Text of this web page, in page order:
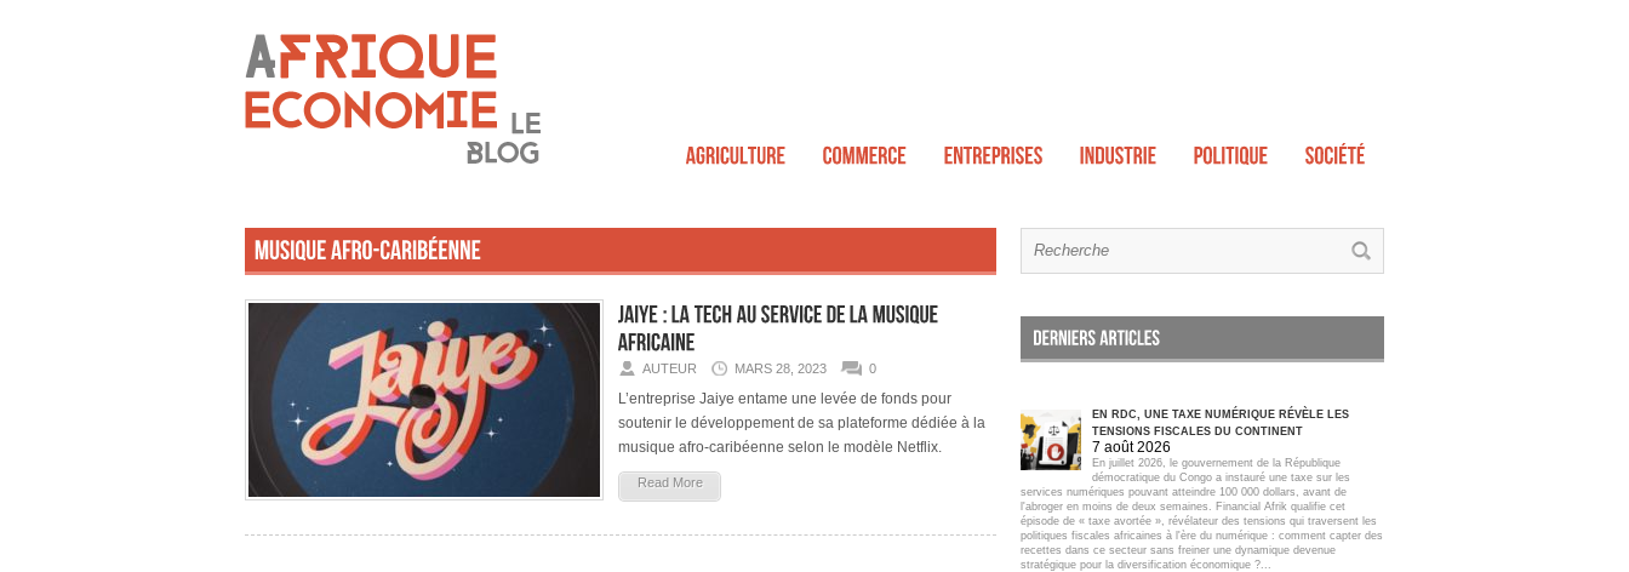
AUTEUR MARS 28, 2023 0
L’entreprise Jaiye entame une levée de fonds pour
soutenir le développement de sa plateforme dédiée à la
musique afro-caribéenne selon le modèle Netflix.
Read More
EN RDC, UNE TAXE NUMÉRIQUE RÉVÈLE LES
TENSIONS FISCALES DU CONTINENT
7 août 2026
En juillet 2026, le gouvernement de la République
démocratique du Congo a instauré une taxe sur les
services numériques pouvant atteindre 100 000 dollars, avant de
l'abroger en moins de deux semaines. Financial Afrik qualifie cet
épisode de « taxe avortée », révélateur des tensions qui traversent les
politiques fiscales africaines à l'ère du numérique : comment capter des
recettes dans ce secteur sans freiner une dynamique devenue
stratégique pour la diversification économique ?...